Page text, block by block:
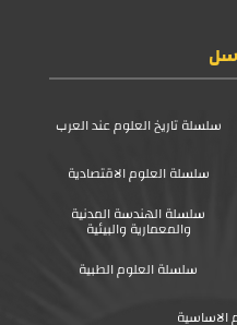
سلسلة تاريخ العلوم عند العرب
سلسلة العلوم الاقتصادية
سلسلة الهندسة المدنية
والمعمارية والبيئية
سلسلة العلوم الطبية
الاساسية